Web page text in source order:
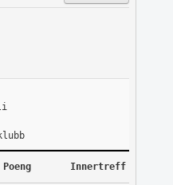
Poeng Innertreff